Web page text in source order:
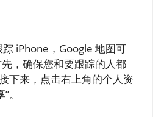
iPhone，Google 地图可
，确保您和要跟踪的人都
下来，点击右上角的个人资
。